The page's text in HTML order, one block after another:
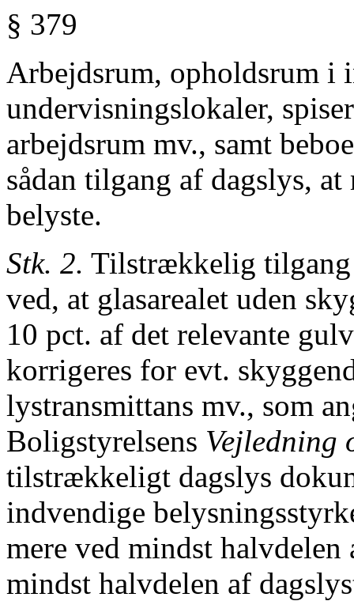
§ 379
Arbejdsrum, opholdsrum i
undervisningslokaler,
arbejdsrum mv., samt
sådan tilgang af dagslys,
belyste.
Stk. 2. Tilstrækkelig tilgang
ved, at glasarealet uden
10 pct. af det relevante
korrigeres for evt.
lystransmittans mv., som
Boligstyrelsens Vejledning
tilstrækkeligt dagslys
indvendige
mere ved mindst
mindst halvdelen af